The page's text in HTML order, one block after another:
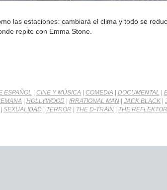
las estaciones: cambiará el clima y todo se
repite con Emma Stone.
ESPAÑOL CINE Y MÚSICA COMEDIA DOCUMENTAL
HOLLYWOOD IRRATIONAL MAN JACK BLACK
SEXUALIDAD TERROR THE D-TRAIN THE